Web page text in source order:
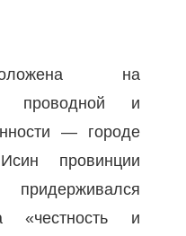
на
проводной и
— городе
провинции
«честность и